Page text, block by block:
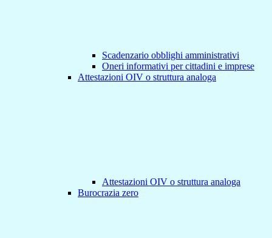
Scadenzario obblighi amministrativi
Oneri informativi per cittadini e imprese
Attestazioni OIV o struttura analoga
Attestazioni OIV o struttura analoga
Burocrazia zero